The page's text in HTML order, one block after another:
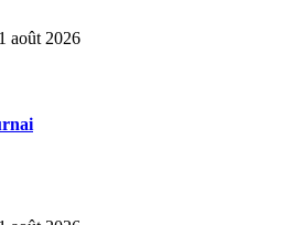
août 2026